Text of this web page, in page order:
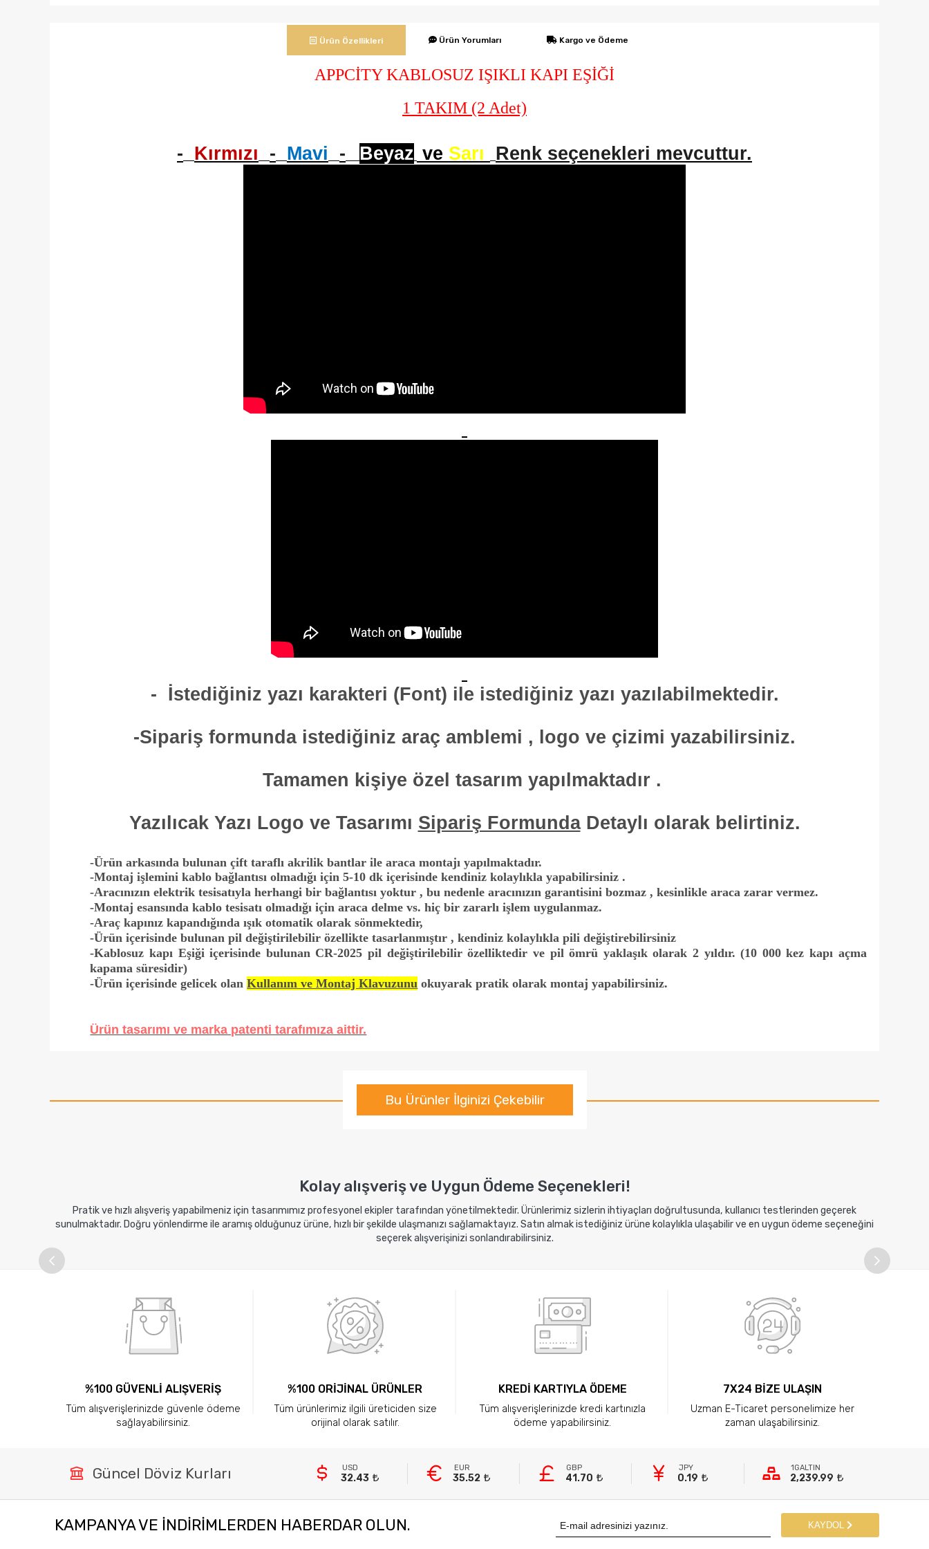
Ürün Özellikleri Ürün Yorumları Kargo ve Ödeme
APPCİTY KABLOSUZ IŞIKLI KAPI EŞİĞİ
1 TAKIM (2 Adet)
- Kırmızı - Mavi - Beyaz ve Sarı Renk seçenekleri mevcuttur.
- İstediğiniz yazı karakteri (Font) ile istediğiniz yazı yazılabilmektedir.
-Sipariş formunda istediğiniz araç amblemi , logo ve çizimi yazabilirsiniz.
Tamamen kişiye özel tasarım yapılmaktadır .
Yazılıcak Yazı Logo ve Tasarımı Sipariş FormundaDetaylı olarak belirtiniz.
-Ürün arkasında bulunan çift taraflı akrilik bantlar ile araca montajı yapılmaktadır.
-Montaj işlemini kablo bağlantısı olmadığı için 5-10 dk içerisinde kendiniz kolaylıkla yapabilirsiniz .
-Aracınızın elektrik tesisatıyla herhangi bir bağlantısı yoktur , bu nedenle aracınızın garantisini bozmaz , kesinlikle araca zarar vermez.
-Montaj esansında kablo tesisatı olmadığı için araca delme vs. hiç bir zararlı işlem uygulanmaz.
-Araç kapınız kapandığında ışık otomatik olarak sönmektedir,
-Ürün içerisinde bulunan pil değiştirilebilir özellikte tasarlanmıştır , kendiniz kolaylıkla pili değiştirebilirsiniz
-Kablosuz kapı Eşiği içerisinde bulunan CR-2025 pil değiştirilebilir özelliktedir ve pil ömrü yaklaşık olarak 2 yıldır. (10 000 kez kapı açma
kapama süresidir)
-Ürün içerisinde gelicek olanKullanım ve Montaj Klavuzunu okuyarak pratik olarak montaj yapabilirsiniz.
Ürün tasarımı ve marka patenti tarafımıza aittir.
Bu Ürünler İlginizi Çekebilir
Kolay alışveriş ve Uygun Ödeme Seçenekleri!
Pratik ve hızlı alışveriş yapabilmeniz için tasarımımız profesyonel ekipler tarafından yönetilmektedir. Ürünlerimiz sizlerin ihtiyaçları doğrultusunda, kullanıcı testlerinden geçerek
sunulmaktadır. Doğru yönlendirme ile aramış olduğunuz ürüne, hızlı bir şekilde ulaşmanızı sağlamaktayız. Satın almak istediğiniz ürüne kolaylıkla ulaşabilir ve en uygun ödeme seçeneğini
seçerek alışverişinizi sonlandırabilirsiniz.
%100 GÜVENLİ ALIŞVERİŞ
Tüm alışverişlerinizde güvenle ödeme
sağlayabilirsiniz.
%100 ORİJİNAL ÜRÜNLER
Tüm ürünlerimiz ilgili üreticiden size
orijinal olarak satılır.
KREDİ KARTIYLA ÖDEME
Tüm alışverişlerinizde kredi kartınızla
ödeme yapabilirsiniz.
7X24 BİZE ULAŞIN
Uzman E-Ticaret personelimize her
zaman ulaşabilirsiniz.
Güncel Döviz Kurları USD
32.43
EUR
35.52
GBP
41.70
JPY
0.19
1GALTIN
2,239.99
KAMPANYA VE INDIRIMLERDEN HABERDAR OLUN. KAYDOL